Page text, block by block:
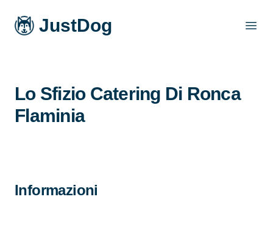
JustDog
Lo Sfizio Catering Di Ronca
Flaminia
Informazioni